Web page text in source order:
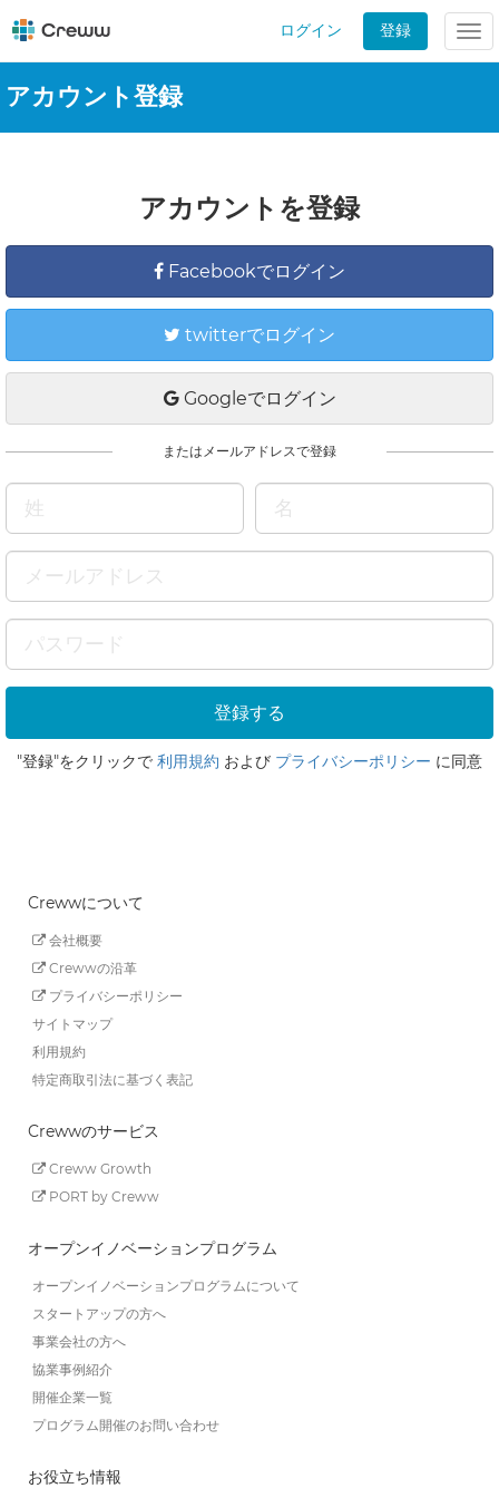
ログイン 登録
アカウント登録
アカウントを登録
Facebookでログイン
twitterでログイン
Googleでログイン
またはメールアドレスで登録
"登録"をクリックで 利用規約 および プライバシーポリシー に同意
Crewwについて
会社概要
Crewwの沿革
プライバシーポリシー
サイトマップ
利用規約
特定商取引法に基づく表記
Crewwのサービス
Creww Growth
PORT by Creww
オープンイノベーションプログラム
オープンイノベーションプログラムについて
スタートアップの方へ
事業会社の方へ
協業事例紹介
開催企業一覧
プログラム開催のお問い合わせ
お役立ち情報